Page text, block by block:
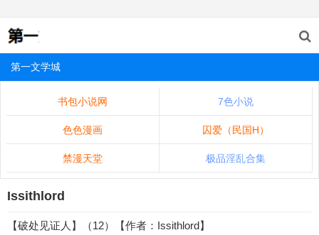
第一文学城
书包小说网 7色小说
色色漫画 囚爱（民国H）
禁漫天堂 极品淫乱合集
Issithlord
【破处见证人】（12）【作者：Issithlord】